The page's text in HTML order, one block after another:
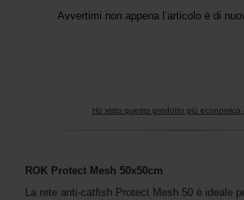
Avvertimi non appena l’articolo è di
Ho visto questo prodotto più economico
ROK Protect Mesh 50x50cm
La rete anti-catfish Protect Mesh 50 è ideale